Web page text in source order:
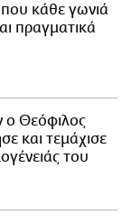
που κάθε γωνιά
πραγματικά
Θεόφιλος
και τεμάχισε
του